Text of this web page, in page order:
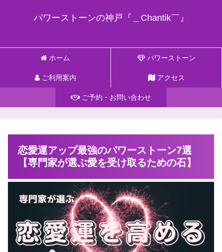
パワーストーンの神戸『＿Chantik￣』
ホーム パワーストーン
ご利用案内 アクセス
ご予約・お問い合わせ
恋愛運アップ最強のパワーストーン7選
【専門家が選ぶ愛を受け取るための石】